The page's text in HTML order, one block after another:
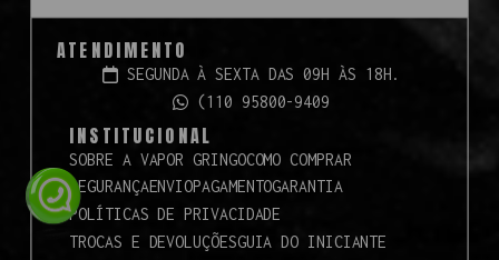
ATENDIMENTO
SEGUNDA À SEXTA DAS 09H ÀS 18H.
(110 95800-9409
INSTITUCIONAL
SOBRE A VAPOR GRINGOCOMO COMPRAR
SEGURANÇAENVIOPAGAMENTOGARANTIA
POLÍTICAS DE PRIVACIDADE
TROCAS E DEVOLUÇÕESGUIA DO INICIANTE